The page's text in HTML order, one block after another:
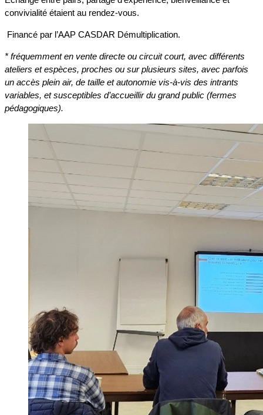
convivialité étaient au rendez-vous.
Financé par l’AAP CASDAR Démultiplication.
* fréquemment en vente directe ou circuit court, avec différents
ateliers et espèces, proches ou sur plusieurs sites, avec parfois
un accès plein air, de taille et autonomie vis-à-vis des intrants
variables, et susceptibles d’accueillir du grand public (fermes
pédagogiques).